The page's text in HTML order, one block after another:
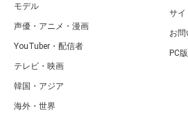
モデル
声優・アニメ・漫画
YouTuber・配信者
テレビ・映画
韓国・アジア
海外・世界
サイ
お問
PC版